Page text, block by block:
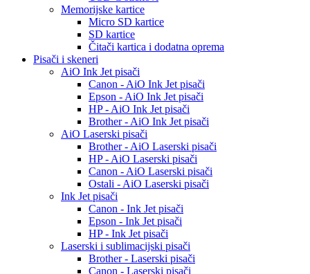
Memorijske kartice
Micro SD kartice
SD kartice
Čitači kartica i dodatna oprema
Pisači i skeneri
AiO Ink Jet pisači
Canon - AiO Ink Jet pisači
Epson - AiO Ink Jet pisači
HP - AiO Ink Jet pisači
Brother - AiO Ink Jet pisači
AiO Laserski pisači
Brother - AiO Laserski pisači
HP - AiO Laserski pisači
Canon - AiO Laserski pisači
Ostali - AiO Laserski pisači
Ink Jet pisači
Canon - Ink Jet pisači
Epson - Ink Jet pisači
HP - Ink Jet pisači
Laserski i sublimacijski pisači
Brother - Laserski pisači
Canon - Laserski pisači